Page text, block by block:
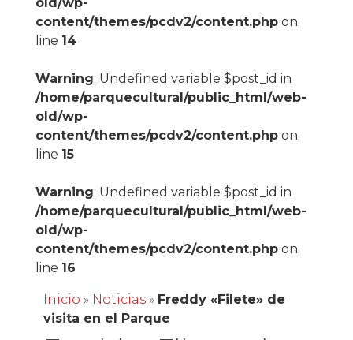
content/themes/pcdv2/content.phpon
line 14
Warning: Undefined variable $post_id in
/home/parquecultural/public_html/web-
old/wp-
content/themes/pcdv2/content.phpon
line 15
Warning: Undefined variable $post_id in
/home/parquecultural/public_html/web-
old/wp-
content/themes/pcdv2/content.phpon
line 16
Inicio » Noticias» Freddy «Filete» de
visita en el Parque